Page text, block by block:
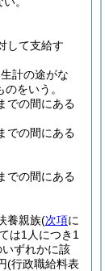
して支給す
計の途がな
をいう。
での間にある
での間にある
での間にある
養親族(次項に
は1人につき1
いずれかに該
(行政職給料表